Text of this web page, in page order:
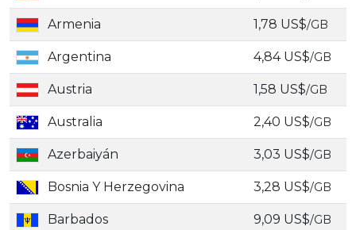
Armenia 1,78 US$/GB
Argentina 4,84 US$/GB
Austria 1,58 US$/GB
Australia 2,40 US$/GB
Azerbaiyán 3,03 US$/GB
Bosnia Y Herzegovina 3,28 US$/GB
Barbados 9,09 US$/GB